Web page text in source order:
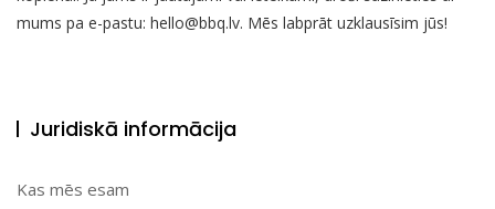
mums pa e-pastu: hello@bbq.lv. Mēs labprāt uzklausīsim jūs!
Juridiskā informācija
Kas mēs esam